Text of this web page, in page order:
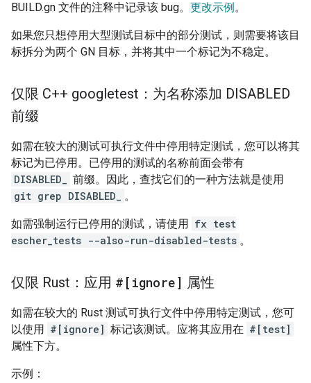
BUILD.gn 文件的注释中记录该 bug。 更改示例。
如果您只想停用大型测试目标中的部分测试，则需要将该目
标拆分为两个 GN 目标，并将其中一个标记为不稳定。
仅限 C++ googletest：为名称添加 DISABLED
前缀
如需在较大的测试可执行文件中停用特定测试，您可以将其
标记为已停用。已停用的测试的名称前面会带有
DISABLED_
前缀。因此，查找它们的一种方法就是使用
git grep DISABLED_
。
如需强制运行已停用的测试，请使用 fx test
escher_tests --also-run-disabled-tests 。
仅限 Rust：应用 #[ignore] 属性
如需在较大的 Rust 测试可执行文件中停用特定测试，您可
以使用 #[ignore] 标记该测试。应将其应用在 #[test]
属性下方。
示例：